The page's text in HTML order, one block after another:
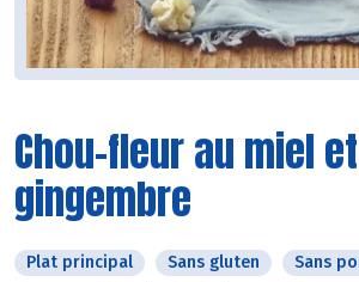
Chou-fleur au miel
gingembre
Plat principal Sans gluten Sans